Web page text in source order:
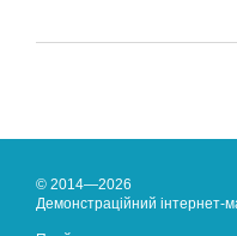
© 2014—2026
Демонстраційний інтернет-